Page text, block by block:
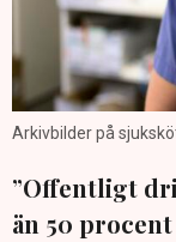
Arkivbilder på
”Offentligt
än 50